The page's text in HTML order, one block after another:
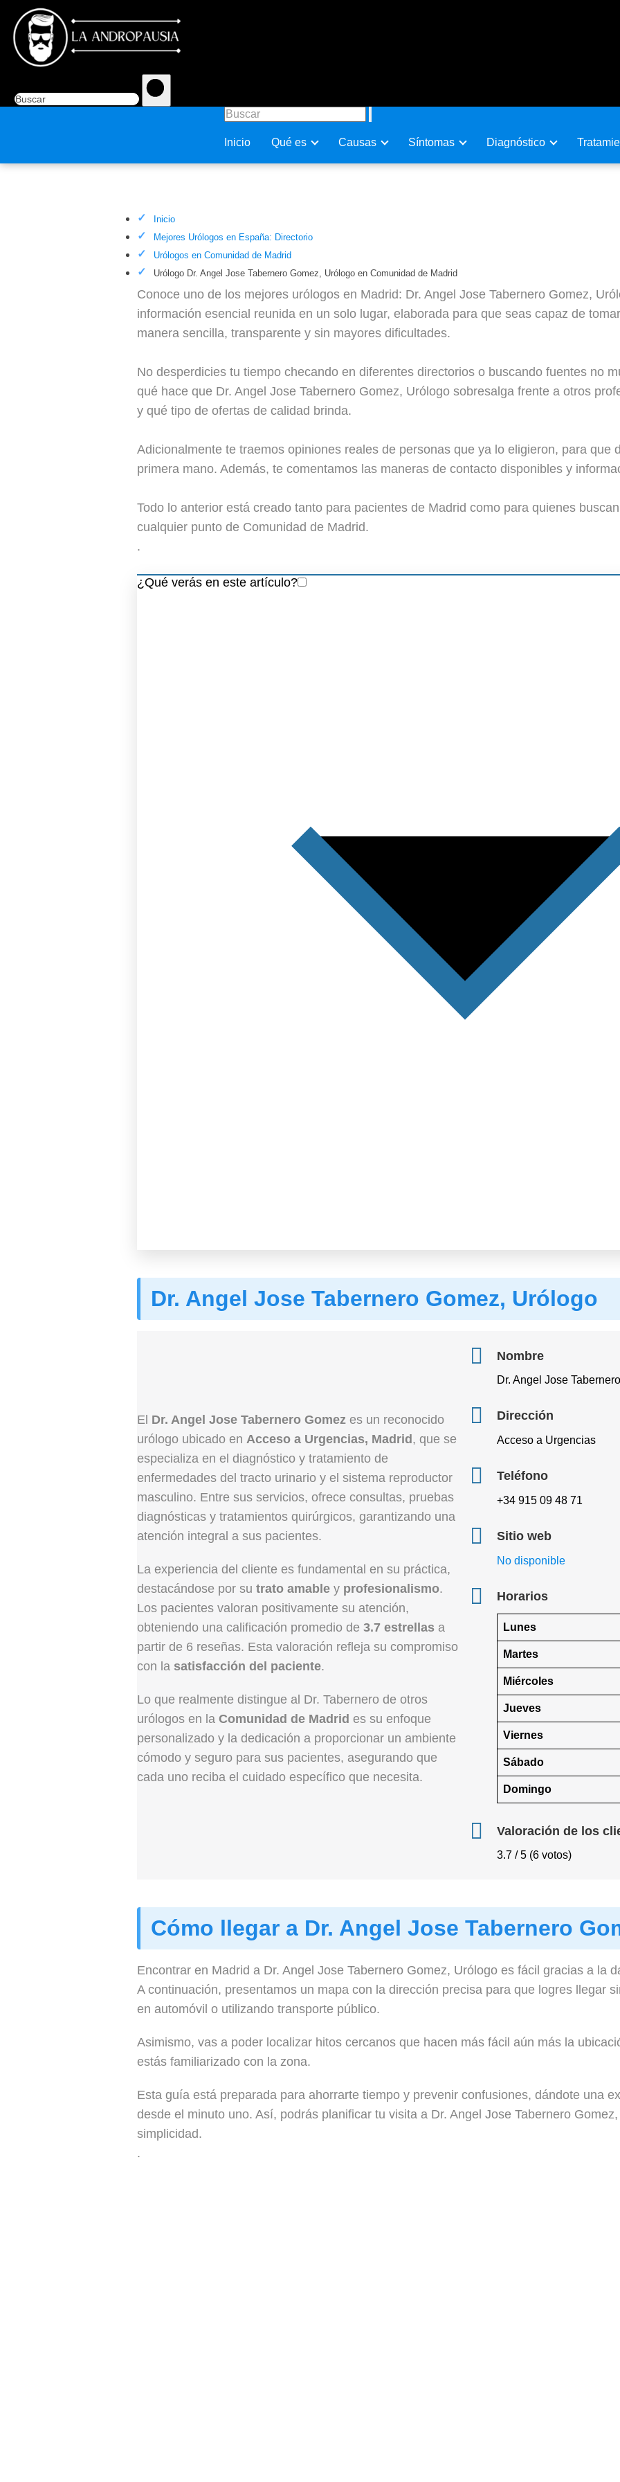
Inicio Qué es Causas Sí­ntomas Diagnóstico
Inicio
Mejores Urólogos en España: Directorio
Urólogos en Comunidad de Madrid
Urólogo Dr. Angel Jose Tabernero Gomez, Urólogo en Comunidad de Madrid
Conoce uno de los mejores urólogos en Madrid: Dr. Angel Jose Tabernero Gomez,
información esencial reunida en un solo lugar, elaborada para que seas capaz de
manera sencilla, transparente y sin mayores dificultades.
No desperdicies tu tiempo checando en diferentes directorios o buscando fuentes no
qué hace que Dr. Angel Jose Tabernero Gomez, Urólogo sobresalga frente a otros
y qué tipo de ofertas de calidad brinda.
Adicionalmente te traemos opiniones reales de personas que ya lo eligieron, para que
primera mano. Además, te comentamos las maneras de contacto disponibles y
Todo lo anterior está creado tanto para pacientes de Madrid como para quienes
cualquier punto de Comunidad de Madrid.
.
¿Qué verás en este artículo?
Dr. Angel Jose Tabernero Gomez, Urólogo
El Dr. Angel Jose Tabernero Gomez es un reconocido
urólogo ubicado en Acceso a Urgencias, Madrid, que se
especializa en el diagnóstico y tratamiento de
enfermedades del tracto urinario y el sistema reproductor
masculino. Entre sus servicios, ofrece consultas, pruebas
diagnósticas y tratamientos quirúrgicos, garantizando una
atención integral a sus pacientes.
La experiencia del cliente es fundamental en su práctica,
destacándose por su trato amable y profesionalismo.
Los pacientes valoran positivamente su atención,
obteniendo una calificación promedio de 3.7 estrellas a
partir de 6 reseñas. Esta valoración refleja su compromiso
con la satisfacción del paciente.
Lo que realmente distingue al Dr. Tabernero de otros
urólogos en la Comunidad de Madrid es su enfoque
personalizado y la dedicación a proporcionar un ambiente
cómodo y seguro para sus pacientes, asegurando que
cada uno reciba el cuidado específico que necesita.
Nombre
Dr. Angel Jose
Dirección
Acceso a Urgencias
Teléfono
+34 915 09 48 71
Sitio web
No disponible
Horarios
Lunes
Martes
Miércoles
Jueves
Viernes
Sábado
Domingo
Valoración de los
3.7 / 5 (6 votos)
Cómo llegar a Dr. Angel Jose Tabernero
Encontrar en Madrid a Dr. Angel Jose Tabernero Gomez, Urólogo es fácil gracias a la
A continuación, presentamos un mapa con la dirección precisa para que logres llegar
en automóvil o utilizando transporte público.
Asimismo, vas a poder localizar hitos cercanos que hacen más fácil aún más la
estás familiarizado con la zona.
Esta guía está preparada para ahorrarte tiempo y prevenir confusiones, dándote una
desde el minuto uno. Así, podrás planificar tu visita a Dr. Angel Jose Tabernero
simplicidad.
.